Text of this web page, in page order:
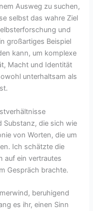
Ausweg zu suchen,
selbst das wahre Ziel
und
großartiges Beispiel
kann, um komplexe
Macht und Identität
unterhaltsam als
Substanz, die sich wie
von Worten, die um
Ich schätzte die
auf ein vertrautes
Gespräch brachte.
beruhigend
es ihr, einen Sinn